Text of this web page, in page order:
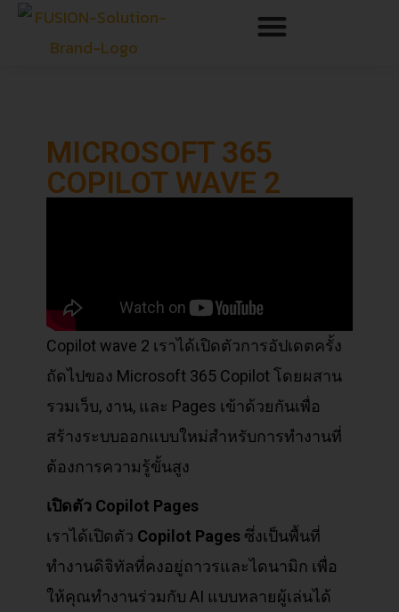
MICROSOFT 365
COPILOT WAVE 2
Copilot wave 2 เราได้เปิดตัวการอัปเดตครั้ง
ถัดไปของ Microsoft 365 Copilot โดยผสาน
รวมเว็บ, งาน, และ Pages เข้าด้วยกันเพื่อ
สร้างระบบออกแบบใหม่สำหรับการทำงานที่
ต้องการความรู้ขั้นสูง
เปิดตัว Copilot Pages
เราได้เปิดตัว Copilot Pages ซึ่งเป็นพื้นที่
ทำงานดิจิทัลที่คงอยู่ถาวรและไดนามิก เพื่อ
ให้คุณทำงานร่วมกับ AI แบบหลายผู้เล่นได้